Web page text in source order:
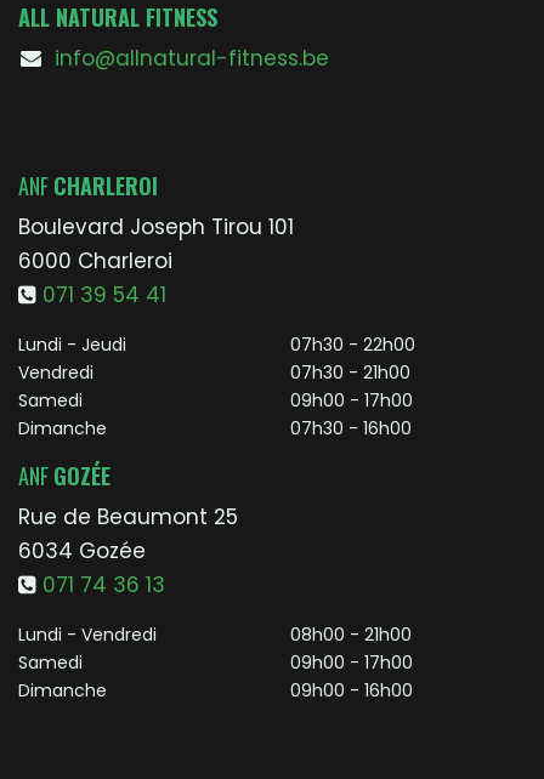
ALL NATURAL FITNESS
info@allnatural-fitness.be
ANFCHARLEROI
Boulevard Joseph Tirou 101
6000 Charleroi
071 39 54 41
Lundi - Jeudi
Vendredi
Samedi
Dimanche
07h30 - 22h00
07h30 - 21h00
09h00 - 17h00
07h30 - 16h00
ANFGOZÉE
Rue de Beaumont 25
6034 Gozée
071 74 36 13
Lundi - Vendredi
Samedi
Dimanche
08h00 - 21h00
09h00 - 17h00
09h00 - 16h00